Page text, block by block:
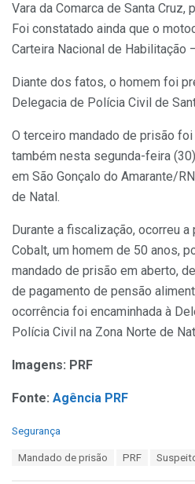
Vara da Comarca de Santa Cruz,
Foi constatado ainda que o
Carteira Nacional de Habilitação
Diante dos fatos, o homem foi
Delegacia de Polícia Civil de
O terceiro mandado de prisão
também nesta segunda-feira
em São Gonçalo do Amarante/
de Natal.
Durante a fiscalização, ocorreu
Cobalt, um homem de 50 anos,
mandado de prisão em aberto,
de pagamento de pensão
ocorrência foi encaminhada à
Polícia Civil na Zona Norte de
Imagens: PRF
Fonte: Agência PRF
C
Segurança
Mandado de prisão PRF